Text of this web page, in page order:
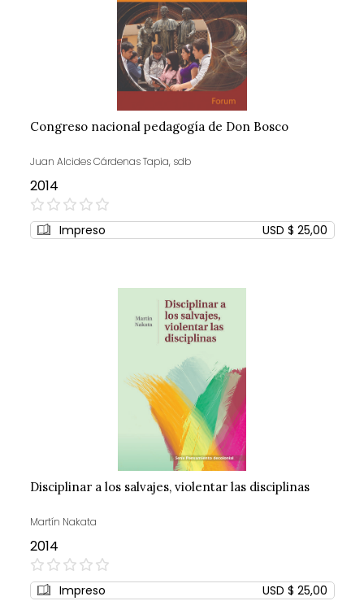
Congreso nacional pedagogía de Don Bosco
Juan Alcides Cárdenas Tapia, sdb
2014
0%
Impreso USD $ 25,00
Disciplinar a los salvajes, violentar las disciplinas
Martín Nakata
2014
0%
Impreso USD $ 25,00